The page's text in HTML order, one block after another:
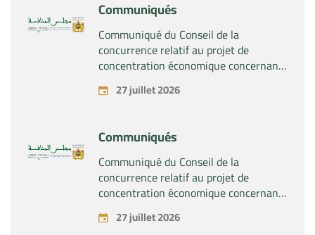
Communiqués
Communiqué du Conseil de la
concurrence relatif au projet de
concentration économique concernant
la prise du contrôle exclusif par la
société « Substipharm SAS » des actifs
pharmaceutiques « Rilutek » et «
Sabril » détenus par la société « Sanofi
SA »
27 juillet 2026
Communiqués
Communiqué du Conseil de la
concurrence relatif au projet de
concentration économique concernant
la prise du contrôle exclusif par la
société « Plastika Kritis SA » de la
27 juillet 2026